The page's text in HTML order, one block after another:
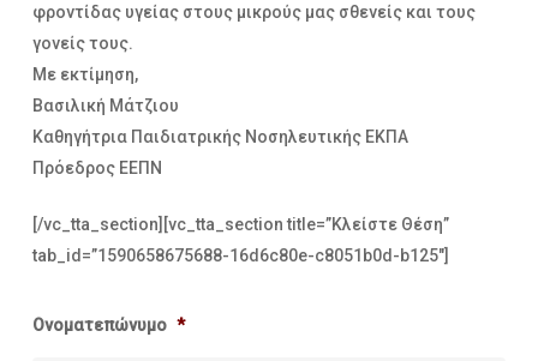
φροντίδας υγείας στους μικρούς μας σθενείς και τους
γονείς τους.
Με εκτίμηση,
Βασιλική Μάτζιου
Καθηγήτρια Παιδιατρικής Νοσηλευτικής ΕΚΠΑ
Πρόεδρος ΕΕΠΝ
[/vc_tta_section][vc_tta_section title=”Κλείστε Θέση”
tab_id=”1590658675688-16d6c80e-c8051b0d-b125″]
Ονοματεπώνυμο *